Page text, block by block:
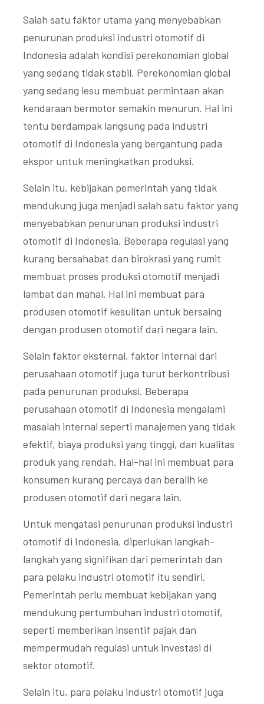
Salah satu faktor utama yang menyebabkan
penurunan produksi industri otomotif di
Indonesia adalah kondisi perekonomian global
yang sedang tidak stabil. Perekonomian global
yang sedang lesu membuat permintaan akan
kendaraan bermotor semakin menurun. Hal ini
tentu berdampak langsung pada industri
otomotif di Indonesia yang bergantung pada
ekspor untuk meningkatkan produksi.
Selain itu, kebijakan pemerintah yang tidak
mendukung juga menjadi salah satu faktor yang
menyebabkan penurunan produksi industri
otomotif di Indonesia. Beberapa regulasi yang
kurang bersahabat dan birokrasi yang rumit
membuat proses produksi otomotif menjadi
lambat dan mahal. Hal ini membuat para
produsen otomotif kesulitan untuk bersaing
dengan produsen otomotif dari negara lain.
Selain faktor eksternal, faktor internal dari
perusahaan otomotif juga turut berkontribusi
pada penurunan produksi. Beberapa
perusahaan otomotif di Indonesia mengalami
masalah internal seperti manajemen yang tidak
efektif, biaya produksi yang tinggi, dan kualitas
produk yang rendah. Hal-hal ini membuat para
konsumen kurang percaya dan beralih ke
produsen otomotif dari negara lain.
Untuk mengatasi penurunan produksi industri
otomotif di Indonesia, diperlukan langkah-
langkah yang signifikan dari pemerintah dan
para pelaku industri otomotif itu sendiri.
Pemerintah perlu membuat kebijakan yang
mendukung pertumbuhan industri otomotif,
seperti memberikan insentif pajak dan
mempermudah regulasi untuk investasi di
sektor otomotif.
Selain itu, para pelaku industri otomotif juga